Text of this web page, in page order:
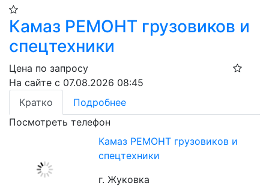
Камаз РЕМОНТ грузовиков и
спецтехники
Цена по запросу
На сайте с 07.08.2026 08:45
Кратко
Подробнее
Посмотреть телефон
Камаз РЕМОНТ грузовиков и
спецтехники
г. Жуковка